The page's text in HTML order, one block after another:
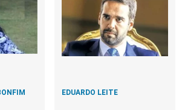
EDUARDO LEITE